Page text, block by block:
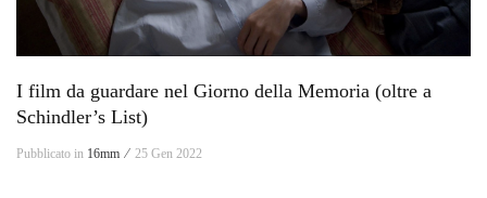
I film da guardare nel Giorno della Memoria (oltre a
Schindler’s List)
Pubblicato in 16mm ⁄ 25 Gen 2022